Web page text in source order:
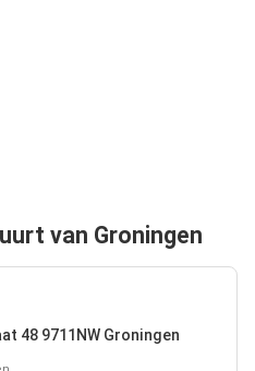
van Groningen
48 9711NW Groningen